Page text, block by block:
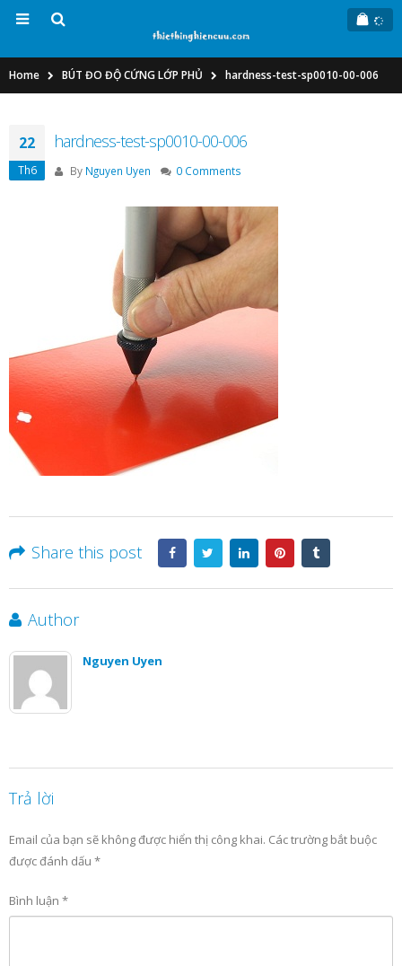
Home BÚT ĐO ĐỘ CỨNG LỚP PHỦ hardness-test-sp0010-00-006
22
Th6
hardness-test-sp0010-00-006
By Nguyen Uyen 0 Comments
Share this post
Author
Nguyen Uyen
Trả lời
Email của bạn sẽ không được hiển thị công khai. Các trường bắt buộc
được đánh dấu *
Bình luận *